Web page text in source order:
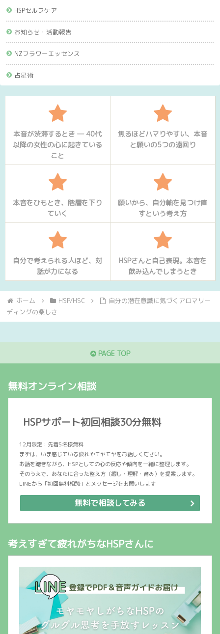
HSPセルフケア
お知らせ・活動報告
NZフラワーエッセンス
占星術
本音が渋滞するとき ― 40代
以降の女性の心に起きている
こと
焦るほどハマりやすい、本音
と願いの5つの遠回り
本音をひもとき、階層を下り
ていく
願いから、自分軸を見つけ直
すという考え方
自分で考えられる人ほど、対
話が力になる
HSPさんと自己表現。本音を
飲み込んでしまうとき
ホーム HSP/HSC
自分の潜在意識に気づくアロマリー
ディングの楽しさ
PAGE TOP
無料オンライン相談
HSPサポート初回相談30分無料
12月限定：先着5名様無料
まずは、いま感じている疲れやモヤモヤをお話しください。
お話を聴きながら、HSPとしての心の反応や傾向を一緒に整理します。
そのうえで、あなたに合った整え方（癒し・理解・育み）を提案します。
LINEから「初回無料相談」とメッセージをお願いします
無料で相談してみる
考えすぎて疲れがちなHSPさんに